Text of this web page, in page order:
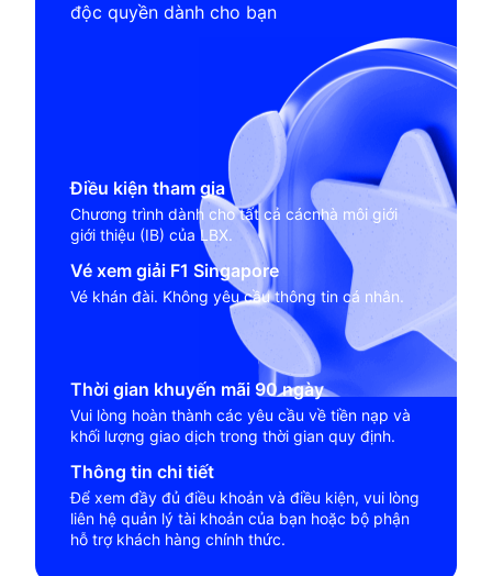
độc quyền dành cho bạn
Điều kiện tham gia
Chương trình dành cho tất cả cácnhà môi giới
giới thiệu (IB) của LBX.
Vé xem giải F1 Singapore
Vé khán đài. Không yêu cầu thông tin cá nhân.
Thời gian khuyến mãi 90 ngày
Vui lòng hoàn thành các yêu cầu về tiền nạp và
khối lượng giao dịch trong thời gian quy định.
Thông tin chi tiết
Để xem đầy đủ điều khoản và điều kiện, vui lòng
liên hệ quản lý tài khoản của bạn hoặc bộ phận
hỗ trợ khách hàng chính thức.